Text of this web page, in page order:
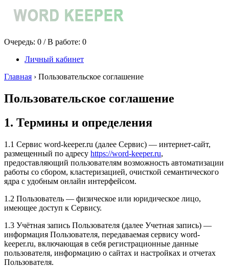
Очередь: 0 / В работе: 0
Личный кабинет
Главная › Пользовательское соглашение
Пользовательское соглашение
1. Термины и определения
1.1 Сервис word-keeper.ru (далее Сервис) — интернет-сайт,
размещенный по адресу https://word-keeper.ru,
предоставляющий пользователям возможность автоматизации
работы со сбором, кластеризацией, очисткой семантического
ядра с удобным онлайн интерфейсом.
1.2 Пользователь — физическое или юридическое лицо,
имеющее доступ к Сервису.
1.3 Учётная запись Пользователя (далее Учетная запись) —
информация Пользователя, передаваемая сервису word-
keeper.ru, включающая в себя регистрационные данные
пользователя, информацию о сайтах и настройках и отчетах
Пользователя.